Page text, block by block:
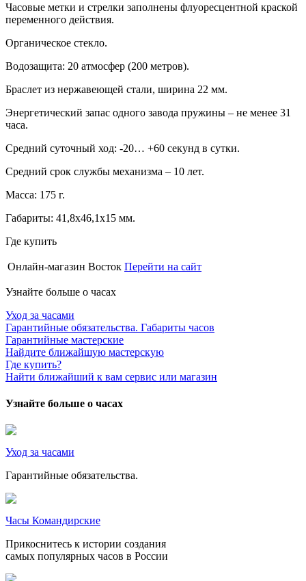
Часовые метки и стрелки заполнены флуоресцентной краской
переменного действия.
Органическое стекло.
Водозащита: 20 атмосфер (200 метров).
Браслет из нержавеющей стали, ширина 22 мм.
Энергетический запас одного завода пружины – не менее 31
часа.
Средний суточный ход: -20… +60 секунд в сутки.
Средний срок службы механизма – 10 лет.
Масса: 175 г.
Габариты: 41,8х46,1х15 мм.
Где купить
Онлайн-магазин Восток Перейти на сайт
Узнайте больше о часах
Уход за часами
Гарантийные обязательства. Габариты часов
Гарантийные мастерские
Найдите ближайшую мастерскую
Где купить?
Найти ближайший к вам сервис или магазин
Узнайте больше о часах
Уход за часами
Гарантийные обязательства.
Часы Командирские
Прикоснитесь к истории создания
самых популярных часов в России